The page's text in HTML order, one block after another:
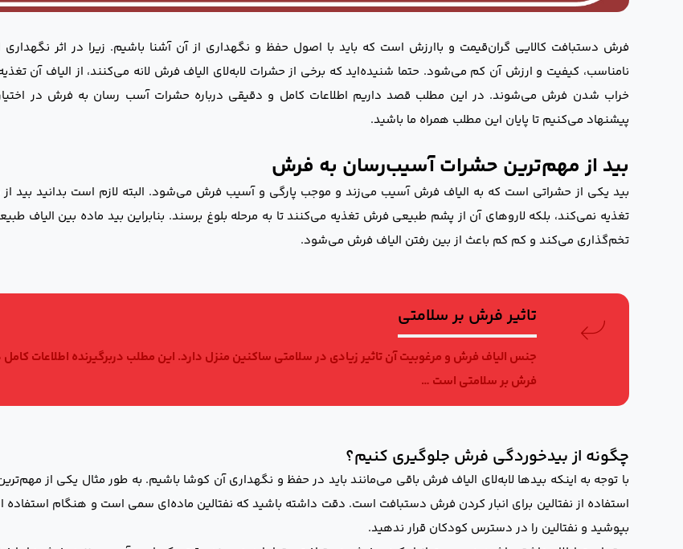
فرش دستبافت کالایی گران‌قیمت و باارزش است که باید با اصول حفظ و نگهداری از آن آشنا باشیم. زیرا در اثر
نامناسب، کیفیت و ارزش آن کم می‌شود. حتما شنیده‌اید که برخی از حشرات لابه‌لای الیاف فرش لانه می‌کنند، از الیاف آن
خراب شدن فرش می‌شوند. در این مطلب قصد داریم اطلاعات کامل و دقیقی درباره حشرات آسب رسان به فرش در
پیشنهاد می‌کنیم تا پایان این مطلب همراه ما باشید.
بید از مهم‌ترین حشرات آسیب‌رسان به فرش
بید یکی از حشراتی است که به الیاف فرش آسیب می‌زند و موجب پارگی و آسیب فرش می‌شود. البته لازم است بدانید بید از
تغذیه نمی‌کند، بلکه لاروهای آن از پشم طبیعی فرش تغذیه می‌کنند تا به مرحله بلوغ برسند. بنابراین بید ماده بین الیاف
تخم‌گذاری می‌کند و کم کم باعث از بین رفتن الیاف فرش می‌شود.
تاثیر فرش بر سلامتی
جنس الیاف فرش و مرغوبیت آن تاثیر زیادی در سلامتی ساکنین منزل دارد. این مطلب دربرگیرنده اطلاعات کامل
فرش بر سلامتی است …
چگونه از بیدخوردگی فرش جلوگیری کنیم؟
با توجه به اینکه بیدها لابه‌لای الیاف فرش باقی می‌مانند باید در حفظ و نگهداری آن کوشا باشیم. به طور مثال یکی از
استفاده از نفتالین برای انبار کردن فرش دستبافت است. دقت داشته باشید که نفتالین ماده‌ای سمی است و هنگام
بپوشید و نفتالین را در دسترس کودکان قرار ندهید.